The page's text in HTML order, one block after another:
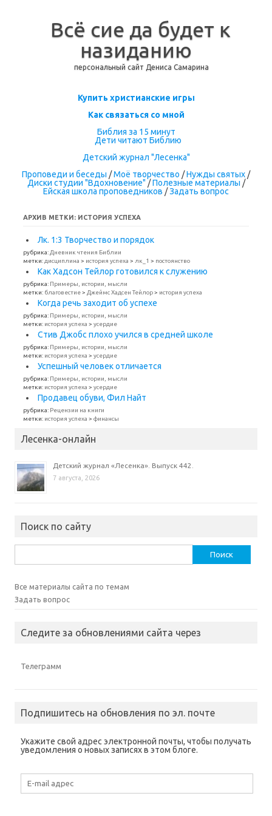
Всё сие да будет к
назиданию
персональный сайт Дениса Самарина
Перейти к содержимому
Купить христианские игры
Как связаться со мной
Библия за 15 минут
Дети читают Библию
Детский журнал "Лесенка"
Проповеди и беседы /Моё творчество /Нужды святых /
Диски студии "Вдохновение" /Полезные материалы /
Ейская школа проповедников /Задать вопрос
АРХИВ МЕТКИ: ИСТОРИЯ УСПЕХА
Лк. 1:3 Творчество и порядок
рубрика: Дневник чтения Библии
метки: дисциплина > история успеха > лк_1 > постоянство
Как Хадсон Тейлор готовился к служению
рубрика: Примеры, истории, мысли
метки: благовестие> Джеймс Хадсен Тейлор> история успеха
Когда речь заходит об успехе
рубрика: Примеры, истории, мысли
метки: история успеха > усердие
Стив Джобс плохо учился в средней школе
рубрика: Примеры, истории, мысли
метки: история успеха > усердие
Успешный человек отличается
рубрика: Примеры, истории, мысли
метки: история успеха > усердие
Продавец обуви, Фил Найт
рубрика: Рецензии на книги
метки: история успеха > финансы
Лесенка-онлайн
Детский журнал «Лесенка». Выпуск 442.
7 августа, 2026
Поиск по сайту
Все материалы сайта по темам
Задать вопрос
Следите за обновлениями сайта через
Телеграмм
Подпишитесь на обновления по эл. почте
Укажите свой адрес электронной почты, чтобы получать
уведомления о новых записях в этом блоге.
E-
mail
адрес